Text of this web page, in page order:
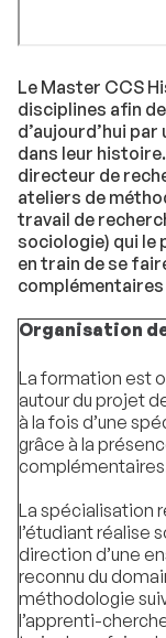
Le Master CCS
disciplines afin
d’aujourd’hui
dans leur
directeur de
ateliers de
travail de
sociologie) qui le
en train de se
Organisation
La formation est
autour du projet
à la fois d’une
grâce à la
La spécialisation
l’étudiant réalise
direction d’une
reconnu du
méthodologie
l’apprenti-